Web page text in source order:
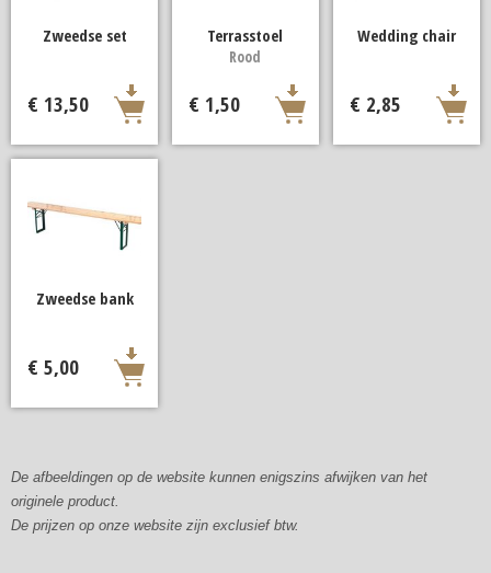
Zweedse set
€ 13,50
Terrasstoel
Rood
€ 1,50
Wedding chair
€ 2,85
Zweedse bank
€ 5,00
De afbeeldingen op de website kunnen enigszins afwijken van het
originele product.
De prijzen op onze website zijn exclusief btw.